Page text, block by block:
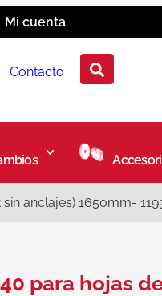
Mi cuenta
Contacto
anclajes) 1650mm-
para hojas